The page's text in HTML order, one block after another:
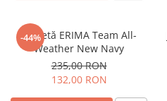
-44%
Jachetă ERIMA Team All-
Weather New Navy
235,00 RON
132,00 RON